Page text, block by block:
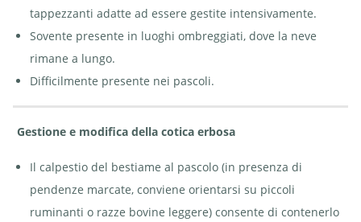
tappezzanti adatte ad essere gestite intensivamente.
Sovente presente in luoghi ombreggiati, dove la neve
rimane a lungo.
Difficilmente presente nei pascoli.
Gestione e modifica della cotica erbosa
Il calpestio del bestiame al pascolo (in presenza di
pendenze marcate, conviene orientarsi su piccoli
ruminanti o razze bovine leggere) consente di contenerlo